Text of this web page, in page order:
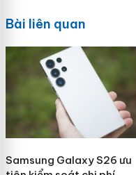
Bài liên quan
Samsung Galaxy S26 ưu